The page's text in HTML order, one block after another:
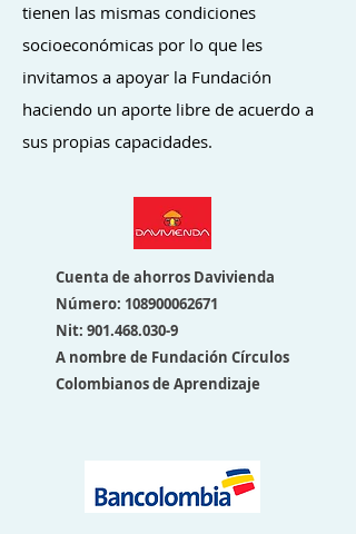
tienen las mismas condiciones
socioeconómicas por lo que les
invitamos a apoyar la Fundación
haciendo un aporte libre de acuerdo a
sus propias capacidades.
Cuenta de ahorros Davivienda
Número: 108900062671
Nit: 901.468.030-9
A nombre de Fundación Círculos
Colombianos de Aprendizaje